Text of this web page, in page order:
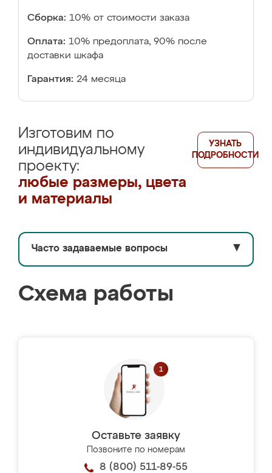
Сборка: 10% от стоимости заказа
Оплата: 10% предоплата, 90% после
доставки шкафа
Гарантия: 24 месяца
Изготовим по
индивидуальному
проекту:
любые размеры, цвета
и материалы
УЗНАТЬ
ПОДРОБНОСТИ
Часто задаваемые вопросы ▼
Схема работы
Оставьте заявку
Позвоните по номерам
8 (800) 511-89-55